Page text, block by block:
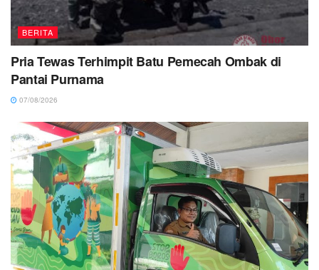
BERITA
Pria Tewas Terhimpit Batu Pemecah Ombak di
Pantai Purnama
07/08/2026